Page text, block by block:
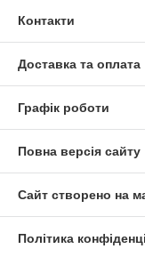
Контакти
Доставка та оплата
Графік роботи
Повна версія сайту
Сайт створено на
Політика